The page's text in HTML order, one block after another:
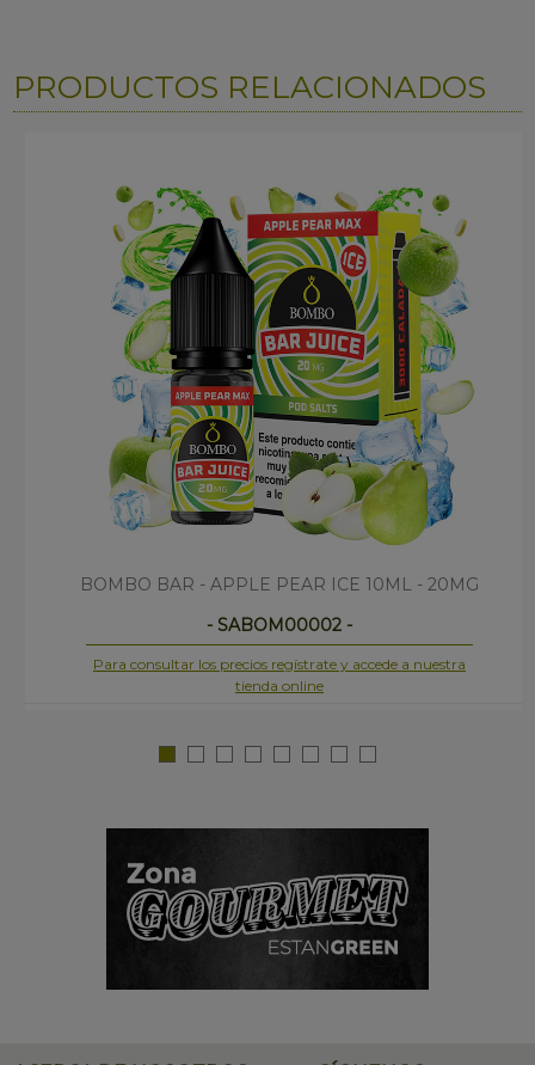
PRODUCTOS RELACIONADOS
BOMBO BAR - APPLE PEAR ICE 10ML - 20MG
- SABOM00002 -
Para consultar los precios regístrate y accede a nuestra
tienda online